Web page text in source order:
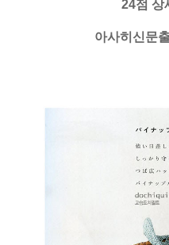
24점 상
아사히신문